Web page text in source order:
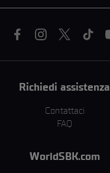
Richiedi assistenza
Contattaci
FAQ
WorldSBK.com